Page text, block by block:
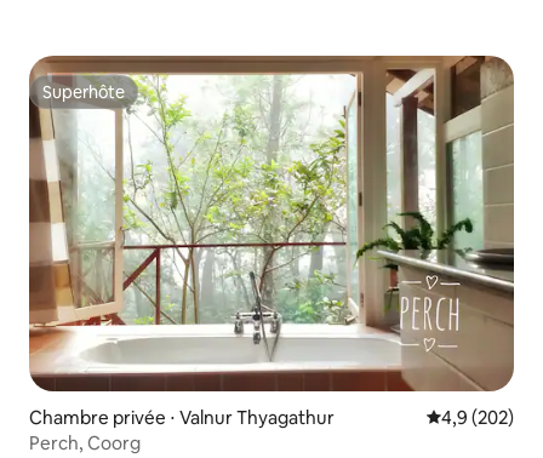
Superhôte
Superhôte
Chambre privée ⋅ Valnur Thyagathur Évaluation
4,9 (202)
Perch, Coorg